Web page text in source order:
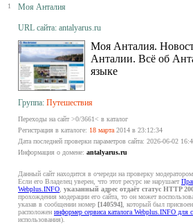
1 Моя Анталия
URL сайта: antalyarus.ru
Моя Анталия.
Анталии. Всё об
языке
Группа: Путешествия
Переходы на сайт >0/3661< в каталог
Регистрация в каталоге: 18 марта 2014 в 23:12:34
Дата последней проверки параметров сайта: 2026-06-02
Информация о домене: antalyarus.ru
Данный сайт находится в очереди на проверку модератором.
Если его Владелец уверен, что этот ресурс не нарушает
Webplus.INFO указанный адрес отдаёт статус HTTP
прохождения модерации его сайта, то он может
указав в сообщении номер [140594] , который был
расположен информер сервиса каталога Webplus.INFO для
использования).